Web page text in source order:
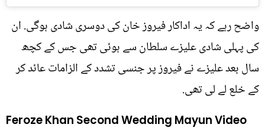
واضح رہے کہ یہ اداکار فیروز خان کی دوسری شادی ہوگی. ان
کی پہلی شادی علیزے سلطان سے ہوئی تھی جس کے کچھ
سال بعد علیزے نے فیروز پر جنسی تشدد کے الزامات عائد کر
کے خلع لے لی تھی.
Feroze Khan Second Wedding Mayun Video